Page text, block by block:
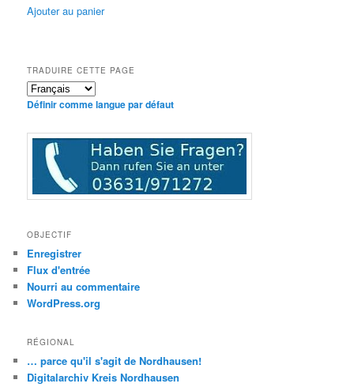
Ajouter au panier
TRADUIRE CETTE PAGE
Définir comme langue par défaut
OBJECTIF
Enregistrer
Flux d'entrée
Nourri au commentaire
WordPress.org
RÉGIONAL
… parce qu'il s'agit de Nordhausen!
Digitalarchiv Kreis Nordhausen